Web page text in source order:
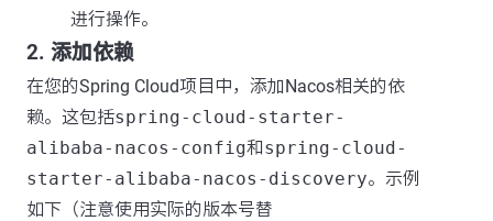
进行操作。
2. 添加依赖
在您的Spring Cloud项目中，添加Nacos相关的依
赖。这包括spring-cloud-starter-
alibaba-nacos-config和spring-cloud-
starter-alibaba-nacos-discovery。示例
如下（注意使用实际的版本号替